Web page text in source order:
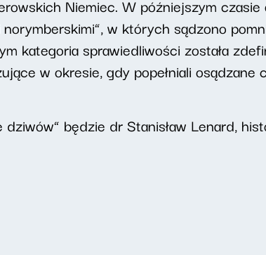
Niemiec. W późniejszym czasie
w których sądzono
kategoria sprawiedliwości została
w okresie, gdy popełniali
będzie dr Stanisław Lenard,